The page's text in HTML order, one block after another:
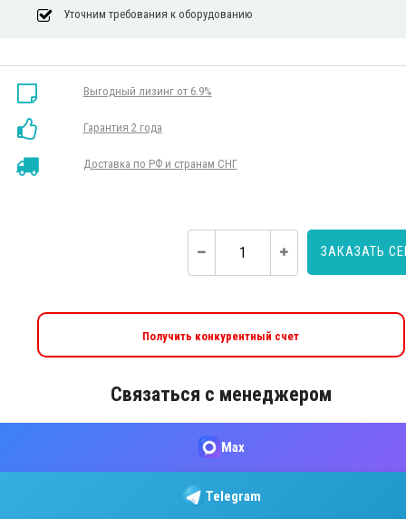
Уточним требования к оборудованию
Выгодный лизинг от 6.9%
Гарантия 2 года
Доставка по РФ и странам СНГ
ЗАКАЗАТЬ
Получить конкурентный счет
Связаться с менеджером
Max
Telegram